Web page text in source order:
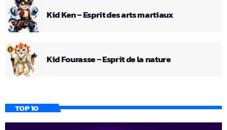
Kid Ken – Esprit des arts martiaux
Kid Fourasse – Esprit de la nature
TOP 10